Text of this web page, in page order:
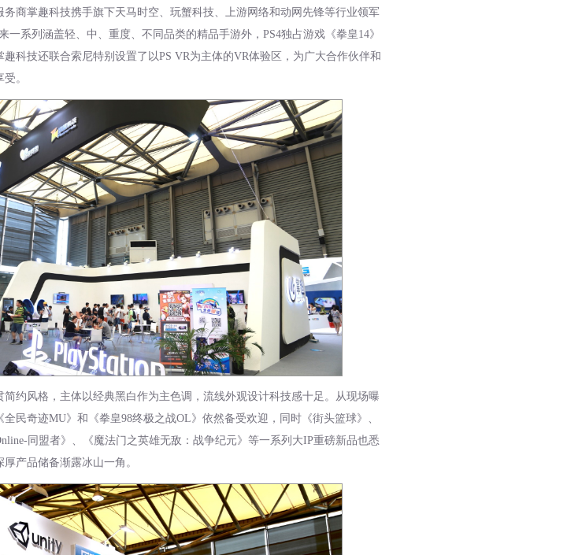
商掌趣科技携手旗下天马时空、玩蟹科技、上游网络和动网先锋等行业领军
一系列涵盖轻、中、重度、不同品类的精品手游外，PS4独占游戏《拳皇14》
科技还联合索尼特别设置了以PS VR为主体的VR体验区，为广大合作伙伴和
。
风格，主体以经典黑白作为主色调，流线外观设计科技感十足。从现场曝
民奇迹MU》和《拳皇98终极之战OL》依然备受欢迎，同时《街头篮球》、
同盟者》、《魔法门之英雄无敌：战争纪元》等一系列大IP重磅新品也悉
产品储备渐露冰山一角。